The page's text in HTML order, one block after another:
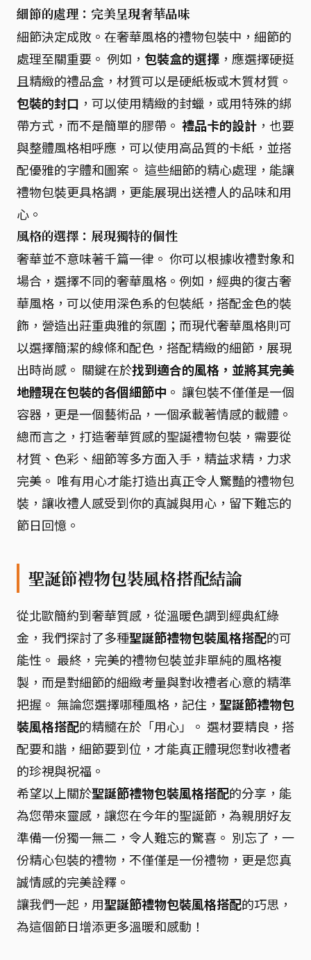
細節的處理：完美呈現奢華品味
細節決定成敗。在奢華風格的禮物包裝中，細節的
處理至關重要。 例如， 包裝盒的選擇 ，應選擇硬挺
且精緻的禮品盒，材質可以是硬紙板或木質材質。
包裝的封口 ，可以使用精緻的封蠟，或用特殊的綁
帶方式，而不是簡單的膠帶。 禮品卡的設計 ，也要
與整體風格相呼應，可以使用高品質的卡紙，並搭
配優雅的字體和圖案。 這些細節的精心處理，能讓
禮物包裝更具格調，更能展現出送禮人的品味和用
心。
風格的選擇：展現獨特的個性
奢華並不意味著千篇一律。 你可以根據收禮對象和
場合，選擇不同的奢華風格。例如，經典的復古奢
華風格，可以使用深色系的包裝紙，搭配金色的裝
飾，營造出莊重典雅的氛圍；而現代奢華風格則可
以選擇簡潔的線條和配色，搭配精緻的細節，展現
出時尚感。 關鍵在於找到適合的風格，並將其完美
地體現在包裝的各個細節中 。 讓包裝不僅僅是一個
容器，更是一個藝術品，一個承載著情感的載體。
總而言之，打造奢華質感的聖誕禮物包裝，需要從
材質、色彩、細節等多方面入手，精益求精，力求
完美。 唯有用心才能打造出真正令人驚豔的禮物包
裝，讓收禮人感受到你的真誠與用心，留下難忘的
節日回憶。
聖誕節禮物包裝風格搭配結論
從北歐簡約到奢華質感，從溫暖色調到經典紅綠
金，我們探討了多種聖誕節禮物包裝風格搭配的可
能性。 最終，完美的禮物包裝並非單純的風格複
製，而是對細節的細緻考量與對收禮者心意的精準
把握。 無論您選擇哪種風格，記住， 聖誕節禮物包
裝風格搭配的精髓在於「用心」。 選材要精良，搭
配要和諧，細節要到位，才能真正體現您對收禮者
的珍視與祝福。
希望以上關於聖誕節禮物包裝風格搭配的分享，能
為您帶來靈感，讓您在今年的聖誕節，為親朋好友
準備一份獨一無二，令人難忘的驚喜。 別忘了，一
份精心包裝的禮物，不僅僅是一份禮物，更是您真
誠情感的完美詮釋。
讓我們一起，用聖誕節禮物包裝風格搭配的巧思，
為這個節日增添更多溫暖和感動！